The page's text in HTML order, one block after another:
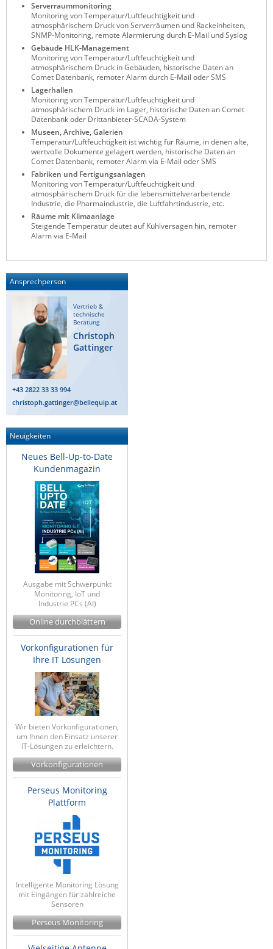
TEKTELIC
Teltonika
Unwired Networks
Vision
WATTECO
Westermo
Yuasa
ZPE Systems
News zu unseren Herstellern
Serverraummonitoring
Monitoring von Temperatur/Luftfeuchtigkeit und
atmosphärischem Druck von Serverräumen und Rackeinheiten,
SNMP-Monitoring, remote Alarmierung durch E-Mail und Syslog
Gebäude HLK-Management
Monitoring von Temperatur/Luftfeuchtigkeit und
atmosphärischem Druck in Gebäuden, historische Daten an
Comet Datenbank, remoter Alarm durch E-Mail oder SMS
Lagerhallen
Monitoring von Temperatur/Luftfeuchtigkeit und
atmosphärischem Druck im Lager, historische Daten an Comet
Datenbank oder Drittanbieter-SCADA-System
Museen, Archive, Galerien
Temperatur/Luftfeuchtigkeit ist wichtig für Räume, in denen alte,
wertvolle Dokumente gelagert werden, historische Daten an
Comet Datenbank, remoter Alarm via E-Mail oder SMS
Fabriken und Fertigungsanlagen
Monitoring von Temperatur/Luftfeuchtigkeit und
atmosphärischem Druck für die lebensmittelverarbeitende
Industrie, die Pharmaindustrie, die Luftfahrtindustrie, etc.
Räume mit Klimaanlage
Steigende Temperatur deutet auf Kühlversagen hin, remoter
Alarm via E-Mail
Ansprechperson
Vertrieb &
technische
Beratung
Christoph
Gattinger
+43 2822 33 33 994
christoph.gattinger@bellequip.at
Neuigkeiten
Neues Bell-Up-to-Date
Kundenmagazin
Ausgabe mit Schwerpunkt
Monitoring, IoT und
Industrie PCs (AI)
Online durchblättern
Vorkonfigurationen für
Ihre IT Lösungen
Wir bieten Vorkonfigurationen,
um Ihnen den Einsatz unserer
IT-Lösungen zu erleichtern.
Vorkonfigurationen
Perseus Monitoring
Plattform
Intelligente Monitoring Lösung
mit Eingängen für zahlreiche
Sensoren
Perseus Monitoring